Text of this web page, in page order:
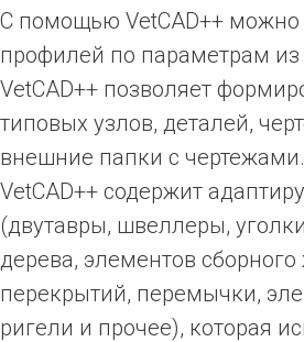
С помощью VetCAD++ можно
профилей по параметрам
VetCAD++ позволяет
типовых узлов, деталей,
внешние папки с чертежами.
VetCAD++ содержит
(двутавры, швеллеры,
дерева, элементов
перекрытий, перемычки,
ригели и прочее), которая